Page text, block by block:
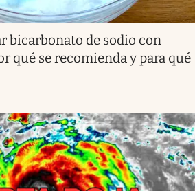
bicarbonato de sodio con
qué se recomienda y para qué